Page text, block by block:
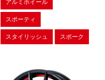
アルミホイール
スポーティ
スタイリッシュ スポーク